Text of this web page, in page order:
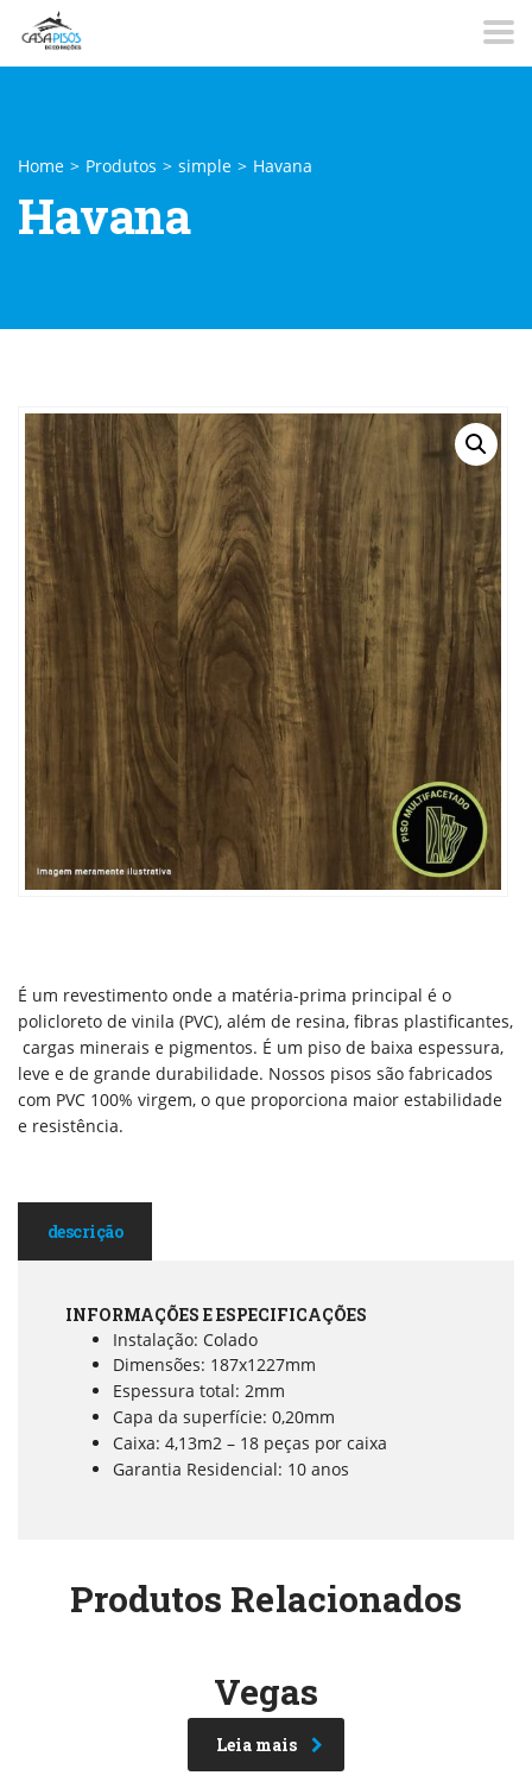
Home > Produtos > simple > Havana
Havana
É um revestimento onde a matéria-prima principal é o
policloreto de vinila (PVC), além de resina, fibras plastificantes,
cargas minerais e pigmentos. É um piso de baixa espessura,
leve e de grande durabilidade. Nossos pisos são fabricados
com PVC 100% virgem, o que proporciona maior estabilidade
e resistência.
descrição
INFORMAÇÕES E ESPECIFICAÇÕES
Instalação: Colado
Dimensões: 187x1227mm
Espessura total: 2mm
Capa da superfície: 0,20mm
Caixa: 4,13m2 – 18 peças por caixa
Garantia Residencial: 10 anos
Produtos Relacionados
Vegas
Leia mais